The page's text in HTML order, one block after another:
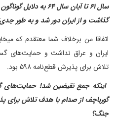
سال ۶۱ تا آبان سال ۶۴
گذاشت و از ایران دور شد و به طور
اتفاقا من برخلاف شما معتقدم که
ایران و عراق نداشت و حمایت‌های
تلاش برای پذیرش قطع‌نامه ۵۹۸ بود.
اینکه جمع نقیضین شد! حمایت‌های
جنگ؟